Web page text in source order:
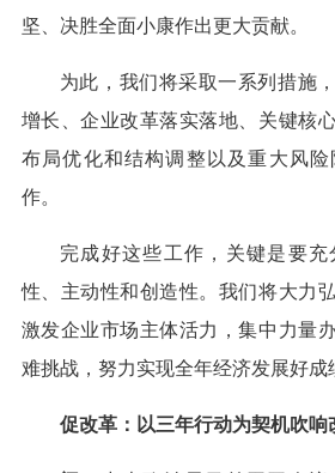
坚、决胜全面小康作出更大贡献。
为此，我们将采取一系列措施
增长、企业改革落实落地、关键核
布局优化和结构调整以及重大风
作。
完成好这些工作，关键是要
性、主动性和创造性。我们将大力
激发企业市场主体活力，集中力量
难挑战，努力实现全年经济发展好成
促改革：以三年行动为契机吹响